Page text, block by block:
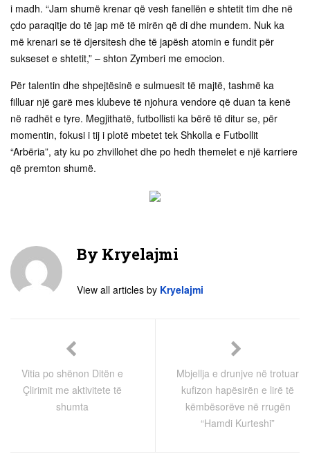
i madh. “Jam shumë krenar që vesh fanellën e shtetit tim dhe në
çdo paraqitje do të jap më të mirën që di dhe mundem. Nuk ka
më krenari se të djersitesh dhe të japësh atomin e fundit për
sukseset e shtetit,” – shton Zymberi me emocion.
Për talentin dhe shpejtësinë e sulmuesit të majtë, tashmë ka
filluar një garë mes klubeve të njohura vendore që duan ta kenë
në radhët e tyre. Megjithatë, futbollisti ka bërë të ditur se, për
momentin, fokusi i tij i plotë mbetet tek Shkolla e Futbollit
“Arbëria”, aty ku po zhvillohet dhe po hedh themelet e një karriere
që premton shumë.
By Kryelajmi
View all articles by Kryelajmi
Vitia po shënon Ditën e
Çlirimit me aktivitete të
shumta
Mbjellja e drunjve në trotuar
kufizon hapësirën e lirë të
këmbësorëve në rrugën
“Hamdi Kurteshi”